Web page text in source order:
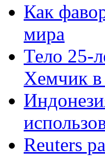
Как
мира
Тело 25-
Хемчик
Reuters